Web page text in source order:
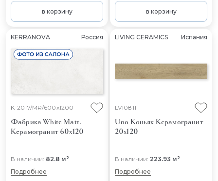
в корзину в корзину
KERRANOVA Россия
K-2017/MR/600x1200
Фабрика White Matt.
Керамогранит 60x120
В наличии: 82.8 м2
Подробнее
LIVING CERAMICS Испания
LV10811
Uno Коньяк Керамогранит
20x120
В наличии: 223.93 м2
Подробнее